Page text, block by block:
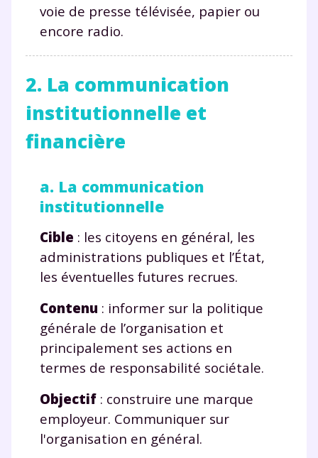
voie de presse télévisée, papier ou
encore radio.
2. La communication
institutionnelle et
financière
a. La communication
institutionnelle
Cible : les citoyens en général, les
administrations publiques et l’État,
les éventuelles futures recrues.
Contenu : informer sur la politique
générale de l’organisation et
principalement ses actions en
termes de responsabilité sociétale.
Objectif : construire une marque
employeur. Communiquer sur
l'organisation en général.